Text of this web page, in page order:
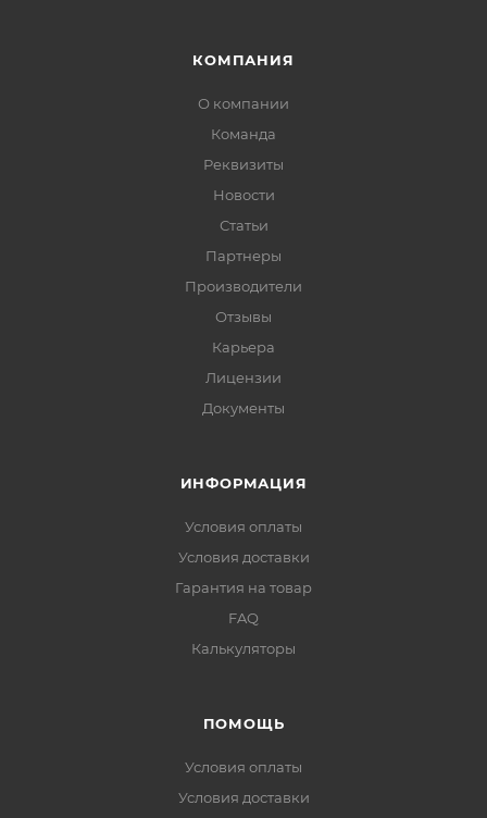
КОМПАНИЯ
О компании
Команда
Реквизиты
Новости
Статьи
Партнеры
Производители
Отзывы
Карьера
Лицензии
Документы
ИНФОРМАЦИЯ
Условия оплаты
Условия доставки
Гарантия на товар
FAQ
Калькуляторы
ПОМОЩЬ
Условия оплаты
Условия доставки